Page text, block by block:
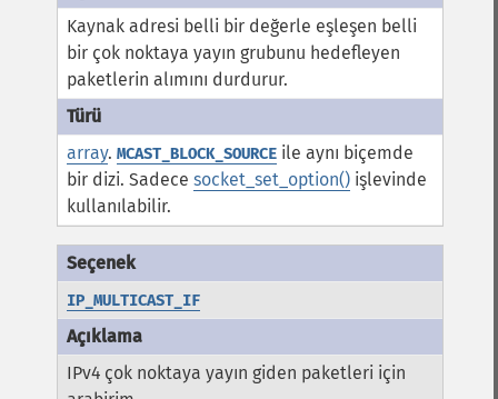
Kaynak adresi belli bir değerle eşleşen belli
bir çok noktaya yayın grubunu hedefleyen
paketlerin alımını durdurur.
array.MCAST_BLOCK_SOURCE ile aynı biçemde
bir dizi. Sadecesocket_set_option() işlevinde
kullanılabilir.
IP_MULTICAST_IF
IPv4 çok noktaya yayın giden paketleri için